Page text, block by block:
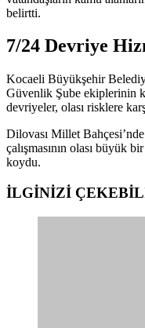
belirtti.
7/24 Devriye
Kocaeli Büyükşehir
Güvenlik Şube ekiplerinin
devriyeler, olası risklere
Dilovası Millet
çalışmasının olası büyük
koydu.
İLGİNİZİ